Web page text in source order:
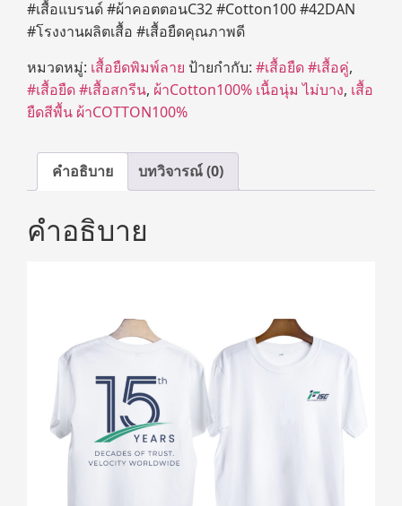
#เสื้อแบรนด์ #ผ้าคอตตอนC32 #Cotton100 #42DAN
#โรงงานผลิตเสื้อ #เสื้อยืดคุณภาพดี
หมวดหมู่: เสื้อยืดพิมพ์ลาย ป้ายกำกับ: #เสื้อยืด #เสื้อคู่,
#เสื้อยืด #เสื้อสกรีน, ผ้าCotton100% เนื้อนุ่ม ไม่บาง, เสื้อ
ยืดสีพื้น ผ้าCOTTON100%
คำอธิบาย บทวิจารณ์ (0)
คำอธิบาย